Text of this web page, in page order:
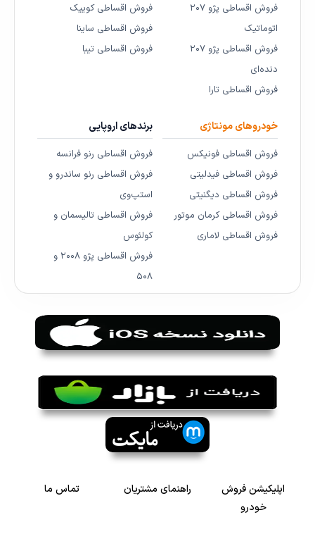
فروش اقساطی پژو ۲۰۷
اتوماتیک
فروش اقساطی پژو ۲۰۷
دنده‌ای
فروش اقساطی تارا
فروش اقساطی کوییک
فروش اقساطی ساینا
فروش اقساطی تیبا
خودروهای مونتاژی
فروش اقساطی فونیکس
فروش اقساطی فیدلیتی
فروش اقساطی دیگنیتی
فروش اقساطی کرمان موتور
فروش اقساطی لاماری
برندهای اروپایی
فروش اقساطی رنو فرانسه
فروش اقساطی رنو ساندرو و
استپ‌وی
فروش اقساطی تالیسمان و
کولئوس
فروش اقساطی پژو ۲۰۰۸ و
۵۰۸
اپلیکیشن فروش
خودرو
راهنمای مشتریان تماس ما